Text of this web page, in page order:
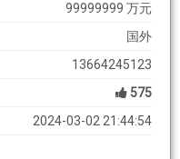
99999999 万元
国外
13664245123
575
2024-03-02 21:44:54